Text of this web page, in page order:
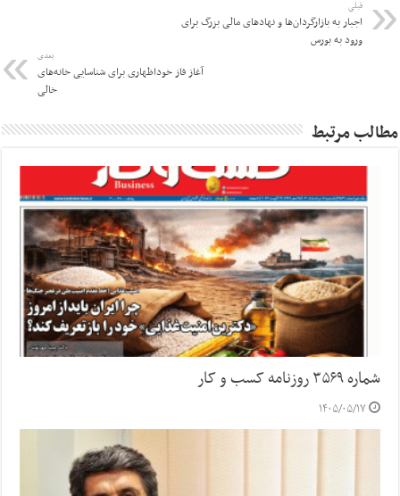
قبلی
اجبار به بازارگردان‌ها و نهادهای مالی بزرگ برای
ورود به بورس
بعدی
آغاز فاز خوداظهاری برای شناسایی خانه‌های
خالی
مطالب مرتبط
شماره ۳۵۶۹ روزنامه کسب و کار
۱۴۰۵/۰۵/۱۷